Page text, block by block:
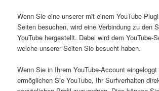
Wenn Sie eine unserer mit einem YouTube-
Seiten besuchen, wird eine Verbindung zu den
YouTube hergestellt. Dabei wird dem YouTube-
welche unserer Seiten Sie besucht haben.
Wenn Sie in Ihrem YouTube-Account eingeloggt
ermöglichen Sie YouTube, Ihr Surfverhalten